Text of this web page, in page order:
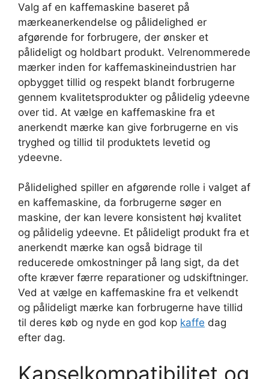
Valg af en kaffemaskine baseret på
mærkeanerkendelse og pålidelighed er
afgørende for forbrugere, der ønsker et
pålideligt og holdbart produkt. Velrenommerede
mærker inden for kaffemaskineindustrien har
opbygget tillid og respekt blandt forbrugerne
gennem kvalitetsprodukter og pålidelig ydeevne
over tid. At vælge en kaffemaskine fra et
anerkendt mærke kan give forbrugerne en vis
tryghed og tillid til produktets levetid og
ydeevne.
Pålidelighed spiller en afgørende rolle i valget af
en kaffemaskine, da forbrugerne søger en
maskine, der kan levere konsistent høj kvalitet
og pålidelig ydeevne. Et pålideligt produkt fra et
anerkendt mærke kan også bidrage til
reducerede omkostninger på lang sigt, da det
ofte kræver færre reparationer og udskiftninger.
Ved at vælge en kaffemaskine fra et velkendt
og pålideligt mærke kan forbrugerne have tillid
til deres køb og nyde en god kop kaffe dag
efter dag.
Kapselkompatibilitet og